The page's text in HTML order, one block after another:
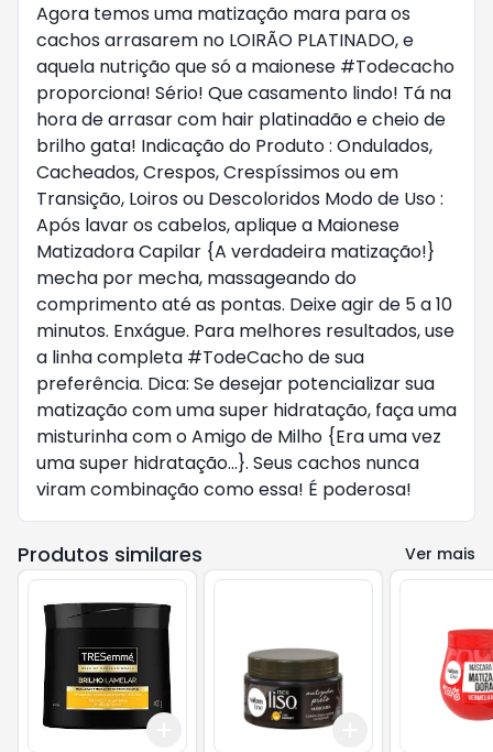
Agora temos uma matização mara para os
cachos arrasarem no LOIRÃO PLATINADO, e
aquela nutrição que só a maionese #Todecacho
proporciona! Sério! Que casamento lindo! Tá na
hora de arrasar com hair platinadão e cheio de
brilho gata! Indicação do Produto : Ondulados,
Cacheados, Crespos, Crespíssimos ou em
Transição, Loiros ou Descoloridos Modo de Uso :
Após lavar os cabelos, aplique a Maionese
Matizadora Capilar {A verdadeira matização!}
mecha por mecha, massageando do
comprimento até as pontas. Deixe agir de 5 a 10
minutos. Enxágue. Para melhores resultados, use
a linha completa #TodeCacho de sua
preferência. Dica: Se desejar potencializar sua
matização com uma super hidratação, faça uma
misturinha com o Amigo de Milho {Era uma vez
uma super hidratação...}. Seus cachos nunca
viram combinação como essa! É poderosa!
Produtos similares Ver mais
+10
Add Add